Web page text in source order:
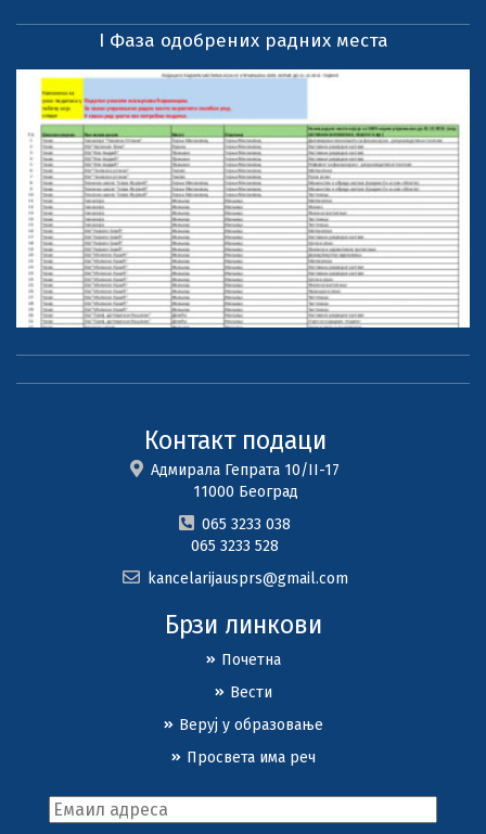
I Фаза одобрених радних места
Контакт подаци
Адмирала Гепрата 10/II-17
11000 Београд
065 3233 038
065 3233 528
kancelarijausprs@gmail.com
Брзи линкови
Почетна
Вести
Веруј у образовање
Просвета има реч